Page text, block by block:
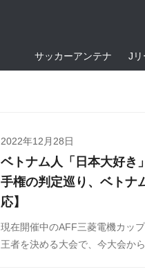
サッカーアンテナ Jリ
2022年12月28日
ベトナム人「日本大好き
手権の判定巡り、ベトナ
応】
現在開催中のAFF三菱電機カッ
王者を決める大会で、今大会か